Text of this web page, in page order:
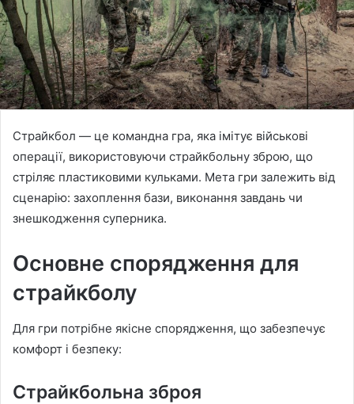
Страйкбол — це командна гра, яка імітує військові
операції, використовуючи страйкбольну зброю, що
стріляє пластиковими кульками. Мета гри залежить від
сценарію: захоплення бази, виконання завдань чи
знешкодження суперника.
Основне спорядження для
страйкболу
Для гри потрібне якісне спорядження, що забезпечує
комфорт і безпеку:
Страйкбольна зброя